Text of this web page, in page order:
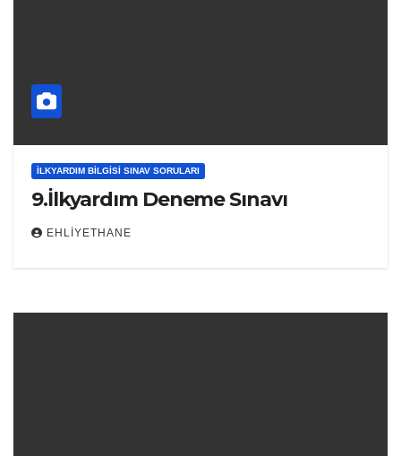
İLKYARDIM BILGISI SINAV SORULARI
9.İlkyardım Deneme Sınavı
EHLIYETHANE